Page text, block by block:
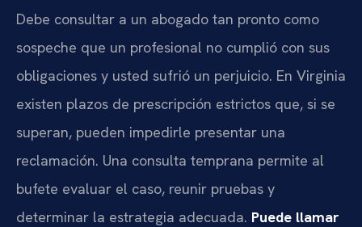
Debe consultar a un abogado tan pronto como
sospeche que un profesional no cumplió con sus
obligaciones y usted sufrió un perjuicio. En Virginia
existen plazos de prescripción estrictos que, si se
superan, pueden impedirle presentar una
reclamación. Una consulta temprana permite al
bufete evaluar el caso, reunir pruebas y
determinar la estrategia adecuada. Puede llamar